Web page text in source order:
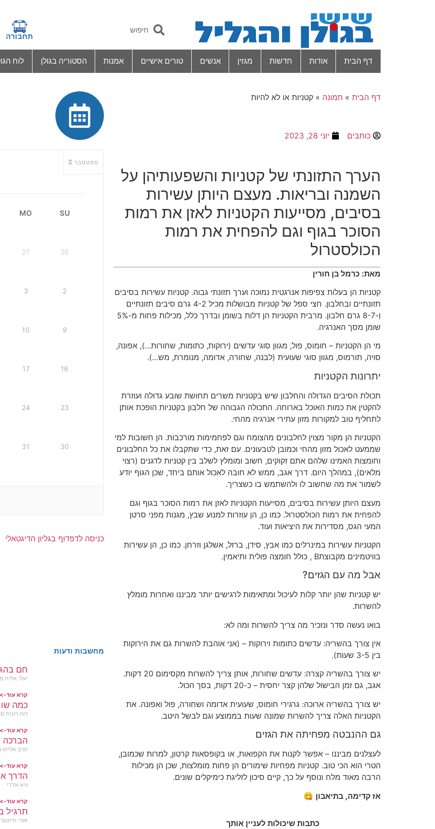
תחבורה
דף הבית אודות חדשות מגזין אנשים טורים אישיים אמנות הסטוריה בגולן לוח
דף הבית » תמונה » קטניות או לא להיות
כותבים יוני 28, 2023
הערך התזונתי של קטניות והשפעותיהן על
השמנה ובריאות. מעצם היותן עשירות
בסיבים, מסייעות הקטניות לאזן את רמות
הסוכר בגוף וגם להפחית את רמות
הכולסטרול
מאת: כרמל בן חורין
קטניות הן בעלות צפיפות אנרגטית נמוכה וערך תזונתי גבוה. קטניות עשירות בסיבים
תזונתיים ובחלבון. חצי ספל של קטניות מבושלות מכיל
גרם סיבים תזונתיים
וְ-8-7 גרם חלבון. מרבית הקטניות הן דלות בשומן ובדרך כלל, מכילות פחות מ-5%
שומן מסך האנרגיה.
מי הן הקטניות – חומוס, פול, מגוון סוגי עדשים (ירוקות, כתומות, שחורות…), אפונה,
סויה, תורמוס, מגוון סוגי שעועית (לבנה, שחורה, אדומה, מנומרת, מש…).
יתרונות הקטניות
תכולת הסיבים הגדולה והחלבון שיש בקטניות משרים תחושת שובע גדולה ועוזרת
להקטין את כמות האוכל בארוחה. התכולה הגבוהה של חלבון בקטניות הופכת אותן
לתחליף טוב למקורות מזון עתירי אנרגיה מהחי.
הקטניות הן מקור מצוין לחלבונים מהצומח וגם לפחמימות מורכבות. הן חשובות למי
שממעט לאכול מזון מהחי וכמובן לטבעונים. עם זאת, כדי שתקבלו את כל החלבונים
וחומצות האמינו שלהם אתם זקוקים, חשוב ומומלץ לשלב בין קטניות לדגנים (רצוי
מלאים), במהלך היום. דרך אגב, ממש לא חובה לאכול אותם ביחד, שכן הגוף יודע
לשמור את מה שחשוב לו ולהשתמש בו כשצריך.
מעצם היותן עשירות בסיבים, מסייעות הקטניות לאזן את רמות הסוכר בגוף וגם
להפחית את רמות הכולסטרול. כמו כן, הן עוזרות למנוע שבץ, מגנות מפני סרטן
המעי הגס, מסדירות את היציאות ועוד.
הקטניות עשירות במינרלים כמו אבץ, סידן, ברזל, אשלגן וזרחן. כמו כן, הן עשירות
בוויטמינים מקבוצתB , כולל חומצה פולית ותיאמין.
אבל מה עם הגזים?
יש קטניות שהן יותר קלות לעיכול ומתאימות לרגישים יותר מביננו ואחרות מומלץ
להשרות.
בואו נעשה סדר ונזכיר מה צריך להשרות ומה לא:
אין צורך בהשריה: עדשים כתומות וירוקות – (אני אוהבת להשרות גם את הירוקות
בין
שעות).
יש צורך בהשריה קצרה: עדשים שחורות, אותן צריך להשרות מקסימום דקות.
אגב, גם זמן הבישול שלהן קצר יחסית – כ-20 דקות, בסך הכול.
יש צורך בהשריה ארוכה: גרגירי חומוס, שעועית אדומה ושחורה, פול ואפונה. את
הקטניות האלה צריך להשרות שמונה שעות בממוצע וגם לבשל היטב.
גם ההנבטה מפחיתה את הגזים
לעצלנים מביננו – אפשר לקנות את הקפואות, או בקופסאות קרטון, למרות שכמובן,
הטרי הוא הכי טוב. קטניות מפחיות שימורים הן פחות מומלצות, שכן הן מכילות
הרבה מאוד מלח ונוסף על כך, קיים סיכון לזליגת כימיקלים שונים.
אז קדימה, בתיאבון 😋
כתבות שיכולות לעניין אותך
ספטמבר
SU
MO
26
27
2
3
9
10
16
17
23
24
30
31
כניסה לדפדוף בגליון הדיגטאלי
מחשבות ודעות
חם
יעלי אליה
קרא עוד->
כמה
רוח רונית
קרא עוד->
הרב אליהו
קרא עוד->
הדרך
גיא אדרי
קרא עוד->
תרגיל
אורי הייטנר